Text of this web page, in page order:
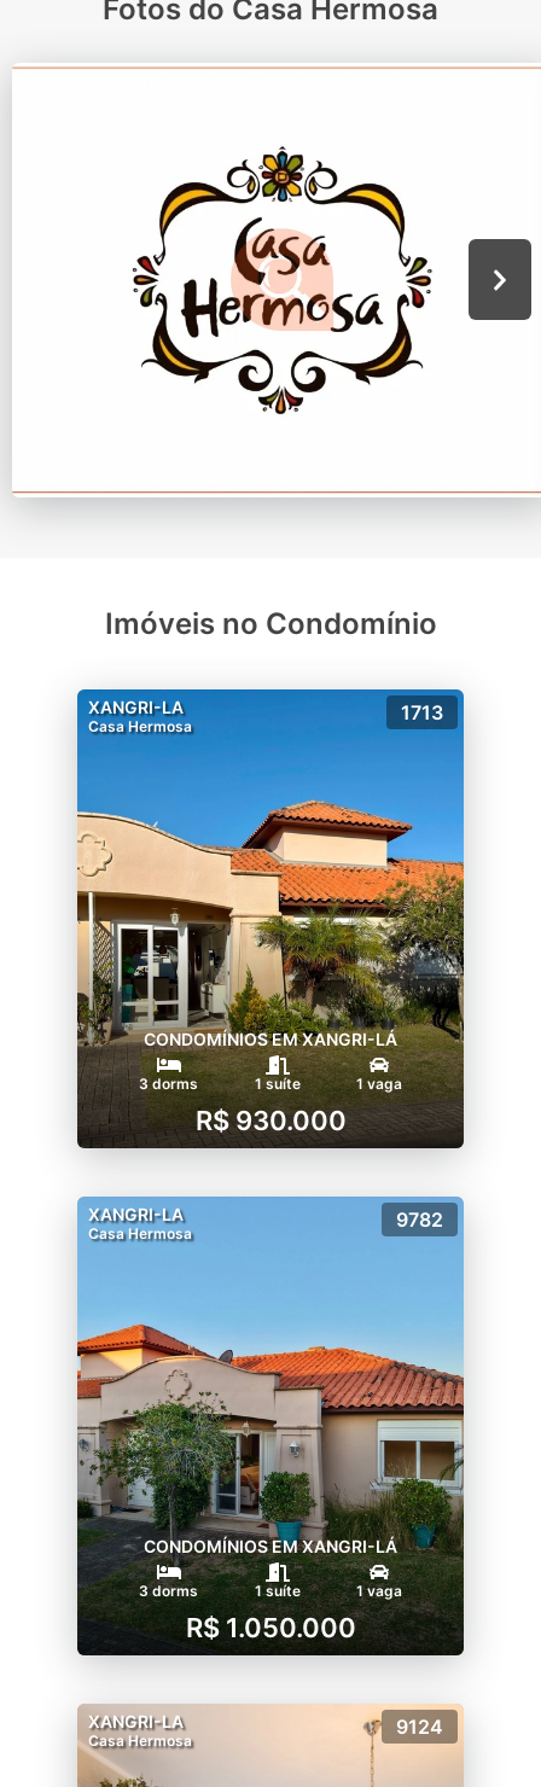
Fotos do Casa Hermosa
Imóveis no Condomínio
XANGRI-LA
Casa Hermosa
1713
CONDOMÍNIOS EM XANGRI-LÁ
3 dorms 1 suíte 1 vaga
R$ 930.000
XANGRI-LA
Casa Hermosa
9782
CONDOMÍNIOS EM XANGRI-LÁ
3 dorms 1 suíte 1 vaga
R$ 1.050.000
XANGRI-LA
Casa Hermosa
9124